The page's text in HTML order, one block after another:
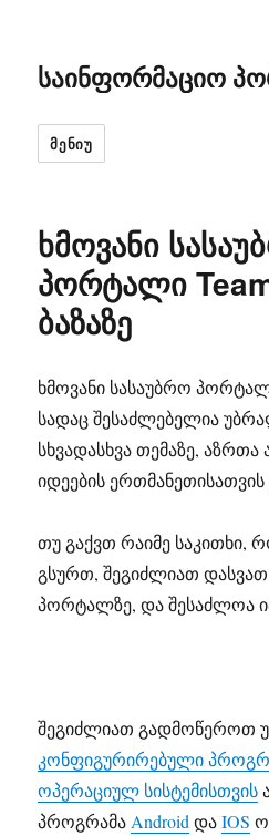
საინფორმაციო
ᲛᲔᲜᲘᲣ
ხმოვანი
პორტალი
ბაზაზე
ხმოვანი სასაუბრო
სადაც შესაძლებელია
სხვადასხვა თემაზე, აზრთა
იდეების ერთმანეთისათვის
თუ გაქვთ რაიმე საკითხი,
გსურთ, შეგიძლიათ დასვათ
პორტალზე, და შესაძლოა
შეგიძლიათ გადმოწეროთ
კონფიგურირებული
ოპერაციულ სისტემისთვის
პროგრამა Android დაIOS